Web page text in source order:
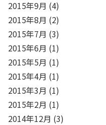
2015年9月 (4)
2015年8月 (2)
2015年7月 (3)
2015年6月 (1)
2015年5月 (1)
2015年4月 (1)
2015年3月 (1)
2015年2月 (1)
2014年12月 (3)